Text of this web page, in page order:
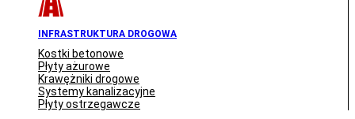
INFRASTRUKTURA DROGOWA
Kostki betonowe
Płyty ażurowe
Krawężniki drogowe
Systemy kanalizacyjne
Płyty ostrzegawcze